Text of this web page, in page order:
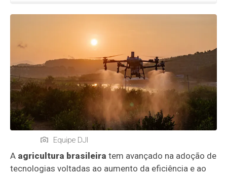
Equipe DJI
A agricultura brasileira tem avançado na adoção de
tecnologias voltadas ao aumento da eficiência e ao